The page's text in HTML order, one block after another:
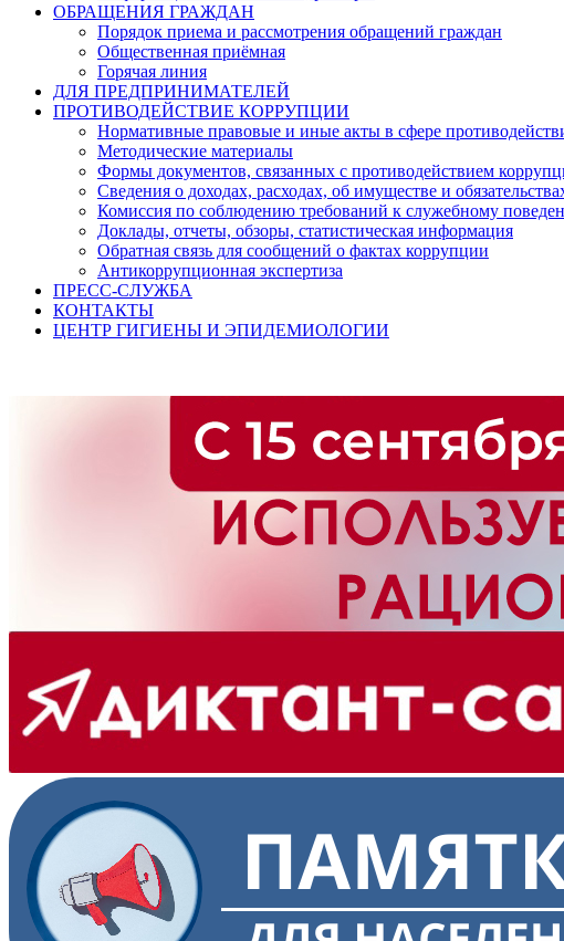
ОБРАЩЕНИЯ ГРАЖДАН
Порядок приема и рассмотрения обращений граждан
Общественная приёмная
Горячая линия
ДЛЯ ПРЕДПРИНИМАТЕЛЕЙ
ПРОТИВОДЕЙСТВИЕ КОРРУПЦИИ
Нормативные правовые и иные акты в сфере
Методические материалы
Формы документов, связанных с противодействием
Сведения о доходах, расходах, об имуществе и
Комиссия по соблюдению требований к служебному
Доклады, отчеты, обзоры, статистическая информация
Обратная связь для сообщений о фактах коррупции
Антикоррупционная экспертиза
ПРЕСС-СЛУЖБА
КОНТАКТЫ
ЦЕНТР ГИГИЕНЫ И ЭПИДЕМИОЛОГИИ